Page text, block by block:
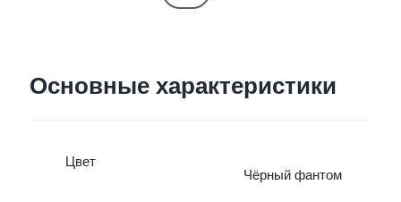
Основные характеристики
Цвет
Чёрный фантом